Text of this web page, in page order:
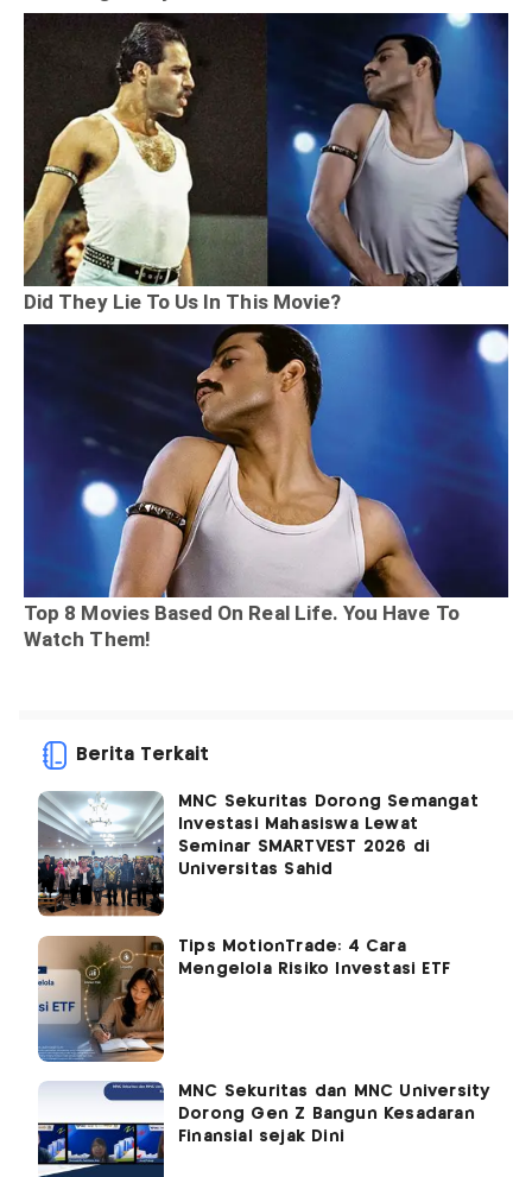
Berita Terkait
MNC Sekuritas Dorong Semangat
Investasi Mahasiswa Lewat
Seminar SMARTVEST 2026 di
Universitas Sahid
Tips MotionTrade: 4 Cara
Mengelola Risiko Investasi ETF
MNC Sekuritas dan MNC University
Dorong Gen Z Bangun Kesadaran
Finansial sejak Dini